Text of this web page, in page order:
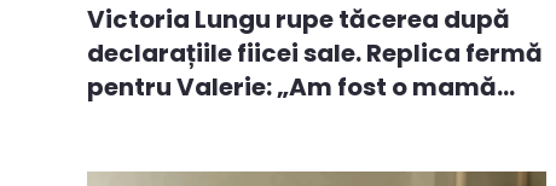
Victoria Lungu rupe tăcerea după
declarațiile fiicei sale. Replica fermă
pentru Valerie: „Am fost o mamă